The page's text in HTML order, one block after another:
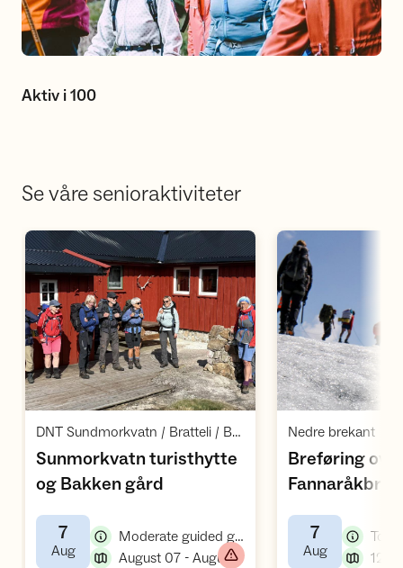
Aktiv i 100
Se våre senioraktiviteter
Open activities
DNT Sundmorkvatn / Bratteli / Bratteli
Sunmorkvatn turisthytte
og Bakken gård
7
Aug,
Moderate guided group hike/tour
August 07 - August 09
Nedre brekant,
Breføring
7
Aug,